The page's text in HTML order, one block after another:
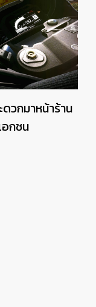
วกมาหน้าร้าน
กชน